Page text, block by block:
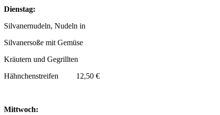
Dienstag:
Silvanernudeln, Nudeln in
Silvanersoße mit Gemüse
Kräutern und Gegrillten
Hähnchenstreifen 12,50 €
Mittwoch: